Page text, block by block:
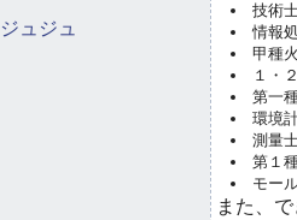
技術
情報
甲種
１・
第一
環境
測量
第１
モー
また、
ジュジュ